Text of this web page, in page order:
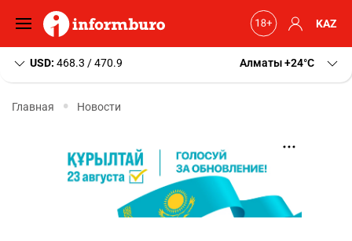
KAZ
USD: 468.3 / 470.9 Алматы+24 C
Главная Новости